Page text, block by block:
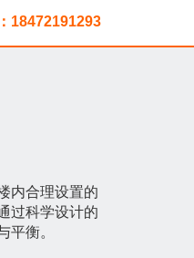
18472191293
内合理设置的
过科学设计的
平衡。